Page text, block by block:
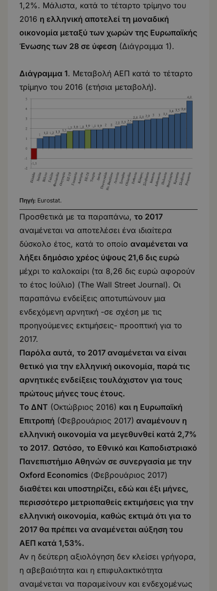
1,2%. Μάλιστα, κατά το τέταρτο τρίμηνο του
2016 η ελληνική αποτελεί τη μοναδική
οικονομία μεταξύ των χωρών της Ευρωπαϊκής
Ένωσης των 28 σε ύφεση (Διάγραμμα 1).
Διάγραμμα 1. Μεταβολή ΑΕΠ κατά το τέταρτο
τρίμηνο του 2016 (ετήσια μεταβολή).
Πηγή: Eurostat.
Προσθετικά με τα παραπάνω, το 2017
αναμένεται να αποτελέσει ένα ιδιαίτερα
δύσκολο έτος, κατά το οποίο αναμένεται να
λήξει δημόσιο χρέος ύψους 21,6 δις ευρώ
μέχρι το καλοκαίρι (τα 8,26 δις ευρώ αφορούν
το έτος Ιούλιο) (The Wall Street Journal). Οι
παραπάνω ενδείξεις αποτυπώνουν μια
ενδεχόμενη αρνητική -σε σχέση με τις
προηγούμενες εκτιμήσεις- προοπτική για το
2017.
Παρόλα αυτά, το 2017 αναμένεται να είναι
θετικό για την ελληνική οικονομία, παρά τις
αρνητικές ενδείξεις τουλάχιστον για τους
πρώτους μήνες τους έτους.
Το ΔΝΤ (Οκτώβριος 2016) και η Ευρωπαϊκή
Επιτροπή (Φεβρουάριος 2017) αναμένουν η
ελληνική οικονομία να μεγεθυνθεί κατά 2,7%
το 2017. Ωστόσο, το Εθνικό και Καποδιστριακό
Πανεπιστήμιο Αθηνών σε συνεργασία με την
Oxford Economics (Φεβρουάριος 2017)
διαθέτει και υποστηρίζει, εδώ και έξι μήνες,
περισσότερο μετριοπαθείς εκτιμήσεις για την
ελληνική οικονομία, καθώς εκτιμά ότι για το
2017 θα πρέπει να αναμένεται αύξηση του
ΑΕΠ κατά 1,53%.
Αν η δεύτερη αξιολόγηση δεν κλείσει γρήγορα,
η αβεβαιότητα και η επιφυλακτικότητα
αναμένεται να παραμείνουν και ενδεχομένως